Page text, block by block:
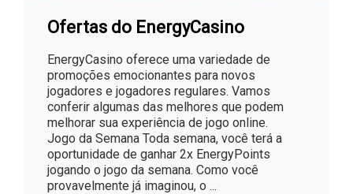
Ofertas do EnergyCasino
EnergyCasino oferece uma variedade de
promoções emocionantes para novos
jogadores e jogadores regulares. Vamos
conferir algumas das melhores que podem
melhorar sua experiência de jogo online.
Jogo da Semana Toda semana, você terá a
oportunidade de ganhar 2x EnergyPoints
jogando o jogo da semana. Como você
provavelmente já imaginou, o ...